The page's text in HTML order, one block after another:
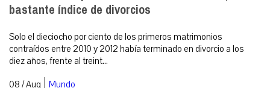
bastante índice de divorcios
Solo el dieciocho por ciento de los primeros matrimonios
contraídos entre 2010 y 2012 había terminado en divorcio a los
diez años, frente al treint...
08 / Aug | Mundo